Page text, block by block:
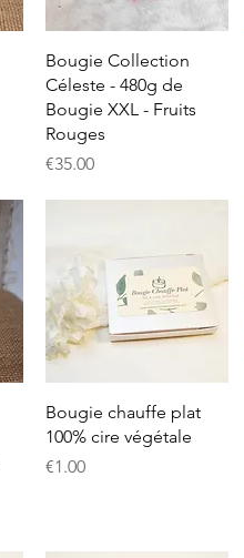
Quick View
Bougie Collection
Céleste - 480g de
Bougie XXL - Fruits
Rouges
Price
€35.00
Quick View
Bougie chauffe plat
100% cire végétale
Price
€1.00